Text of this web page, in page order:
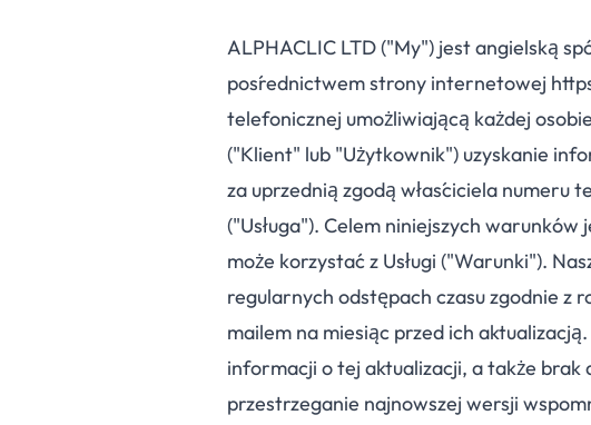
ALPHACLIC LTD ("My") jest angielską
pośrednictwem strony internetowej
telefonicznej umożliwiającą każdej
("Klient" lub "Użytkownik") uzyskanie
za uprzednią zgodą właściciela
("Usługa"). Celem niniejszych
może korzystać z Usługi ("Warunki").
regularnych odstępach czasu zgodnie z
mailem na miesiąc przed ich
informacji o tej aktualizacji, a także brak
przestrzeganie najnowszej wersji